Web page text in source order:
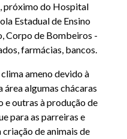
próximo do Hospital
Estadual de Ensino
Corpo de Bombeiros -
farmácias, bancos.
ameno devido à
área algumas chácaras
e outras à produção de
para as parreiras e
de animais de